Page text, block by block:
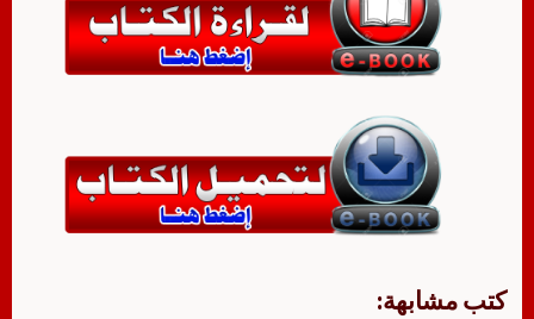
كتب مشابهة: